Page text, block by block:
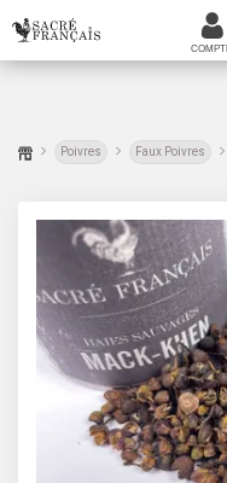
Poivres Faux Poivres